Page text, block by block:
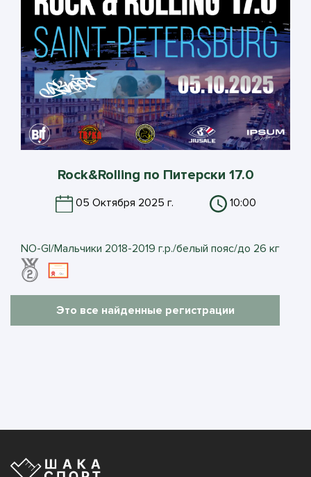
Rock&Rolling по Питерски 17.0
05 Октября 2025 г. 10:00
NO-GI/Мальчики 2018-2019 г.р./белый пояс/до 26 кг
Это все найденные регистрации